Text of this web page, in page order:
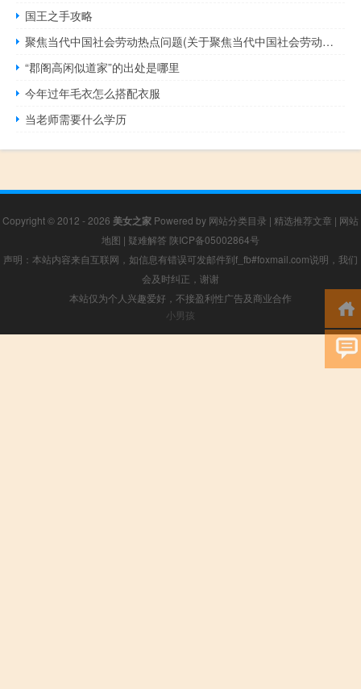
国王之手攻略
聚焦当代中国社会劳动热点问题(关于聚焦当代中国社会劳动热点问题简述)
“郡阁高闲似道家”的出处是哪里
今年过年毛衣怎么搭配衣服
当老师需要什么学历
Copyright © 2012 - 2026 美女之家 Powered by 网站分类目录 | 精选推荐文章 | 网站
地图 | 疑难解答 陕ICP备05002864号
声明：本站内容来自互联网，如信息有错误可发邮件到f_fb#foxmail.com说明，我们
会及时纠正，谢谢
本站仅为个人兴趣爱好，不接盈利性广告及商业合作
小男孩